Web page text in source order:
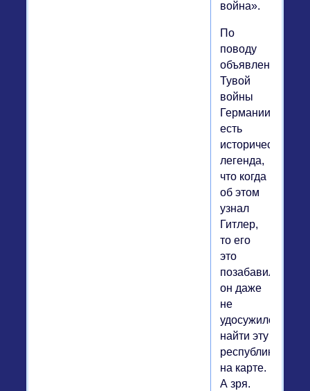
война».
По
поводу
объявления
Тувой
войны
Германии
есть
историческая
легенда,
что когда
об этом
узнал
Гитлер,
то его
это
позабавило,
он даже
не
удосужился
найти эту
республику
на карте.
А зря.